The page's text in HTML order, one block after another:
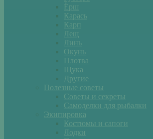
Ёрш
Карась
Карп
Лещ
Линь
Окунь
Плотва
Щука
Другие
Полезные советы
Советы и секреты
Самоделки для рыбалки
Экипировка
Костюмы и сапоги
Лодки